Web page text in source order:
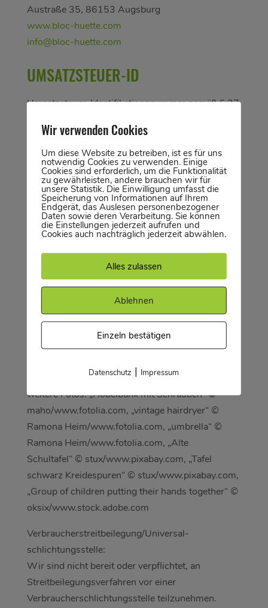
Austraße 35, 86153 Augsburg
www.bloc-huette.com
info@bloc-huette.com
UMSATZSTEUER-ID
Umsatzsteuer-Identifikationsnummer gemäß § 27
DE363909995
EU-Streitschlichtung:
Die Europäische Kommission stellt eine Plattform
zur Online-Streitbeilegung (OS) bereit:
https://ec.europa.eu/consumers/odr/. Unsere E-
Mail-Adresse finden Sie oben im Impressum.
BILD & MEDIEN
Webdesign, Konzeption und Entwicklung
Die Urheber der Fotos auf dieser Webseite: ©
www.matthias-baumgartner.de, Peter
weitere Fotos: „Hobelbank mit Schrauben“ ©
maho/www.fotolia.com, „vintage hairdryer“ ©
Ramona Heim/www.fotolia.com, „umbrella“ ©
Ramona Heim/www.fotolia.com, „Alte
Schultafel“ © stux/www.pixabay.com, „Tafel
schwarz Kreidespuren“ © stux/www.pixabay.com,
„Group of children putting their hands together“ ©
oksix/www.stock.adobe.com
Verbraucher­streit­beilegung/Universal­
schlichtungs­stelle:
Wir sind nicht bereit oder verpflichtet, an
Streitbeilegungsverfahren vor einer
Verbraucherschlichtungsstelle teilzunehmen.
Wir verwenden Cookies
Um diese Website zu betreiben, ist es für uns
notwendig Cookies zu verwenden. Einige
Cookies sind erforderlich, um die Funktionalität
zu gewährleisten, andere brauchen wir für
unsere Statistik. Die Einwilligung umfasst die
Speicherung von Informationen auf Ihrem
Endgerät, das Auslesen personenbezogener
Daten sowie deren Verarbeitung. Sie können
die Einstellungen jederzeit aufrufen und
Cookies auch nachträglich jederzeit abwählen.
Alles zulassen
Ablehnen
Einzeln bestätigen
Datenschutz | Impressum